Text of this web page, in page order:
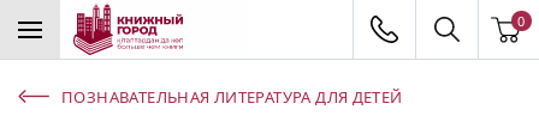
0
ПОЗНАВАТЕЛЬНАЯ ЛИТЕРАТУРА ДЛЯ ДЕТЕЙ